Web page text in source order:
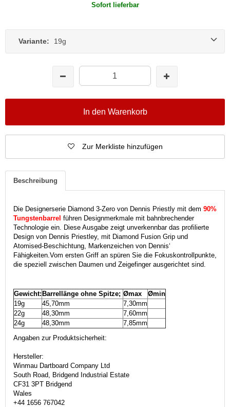
Sofort lieferbar
Variante: 19g
In den Warenkorb
Zur Merkliste hinzufügen
Beschreibung
Die Designerserie Diamond 3-Zero von Dennis Priestly mit dem 90%
Tungstenbarrel führen Designmerkmale mit bahnbrechender
Technologie ein. Diese Ausgabe zeigt unverkennbar das profilierte
Design von Dennis Priestley, mit Diamond Fusion Grip und
Atomised-Beschichtung, Markenzeichen von Dennis‘
Fähigkeiten. Vom ersten Griff an spüren Sie die Fokuskontrollpunkte,
die speziell zwischen Daumen und Zeigefinger ausgerichtet sind.
Gewicht:Barrellänge ohne Spitze; Ømax
Ømin
19g
45,70mm
7,30mm
22g
48,30mm
7,60mm
24g
48,30mm
7,85mm
Angaben zur Produktsicherheit:
Hersteller:
Winmau Dartboard Company Ltd
South Road, Bridgend Industrial Estate
CF31 3PT Bridgend
Wales
+44 1656 767042